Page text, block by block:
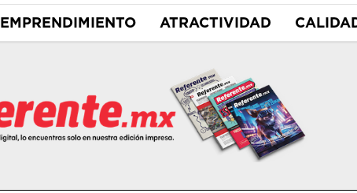
EMPRENDIMIENTO ATRACTIVIDAD